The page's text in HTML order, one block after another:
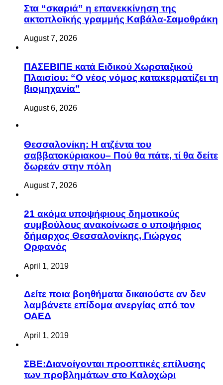
Στα “σκαριά” η επανεκκίνηση της
ακτοπλοϊκής γραμμής Καβάλα-Σαμοθράκη
August 7, 2026
ΠΑΣΕΒΙΠΕ κατά Ειδικού Χωροταξικού
Πλαισίου: “Ο νέος νόμος κατακερματίζει τη
βιομηχανία”
August 6, 2026
Θεσσαλονίκη: Η ατζέντα του
σαββατοκύριακου– Πού θα πάτε, τί θα δείτε
δωρεάν στην πόλη
August 7, 2026
21 ακόμα υποψήφιους δημοτικούς
συμβούλους ανακοίνωσε ο υποψήφιος
δήμαρχος Θεσσαλονίκης, Γιώργος
Ορφανός
April 1, 2019
Δείτε ποια βοηθήματα δικαιούστε αν δεν
λαμβάνετε επίδομα ανεργίας από τον
ΟΑΕΔ
April 1, 2019
ΣΒΕ:Διανοίγονται προοπτικές επίλυσης
των προβλημάτων στο Καλοχώρι